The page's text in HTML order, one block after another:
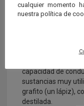
capacidad de
sustancias muy
grafito (un lápiz),
destilada.
cualquier momento
nuestra política de